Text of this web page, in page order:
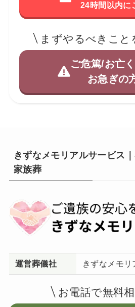
24時間以内に
まずやるべきこと
ご危篤/お亡
お急ぎの
きずなメモリアルサービス
家族葬
運営葬儀社 きずなメモリ
お電話で無料